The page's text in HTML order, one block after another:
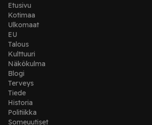
Etusivu
Kotimaa
Ulkomaat
EU
Talous
Kulttuuri
Näkökulma
Blogi
Terveys
Tiede
Historia
Politiikka
Someuutiset